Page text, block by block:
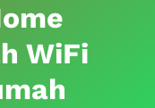
WiFi